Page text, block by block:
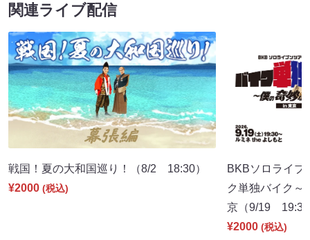
関連ライブ配信
戦国！夏の大和国巡り！（8/2 18:30）
¥2000 (税込)
BKBソロライ
ク単独バイク～
京（9/19
¥2000 (税込)